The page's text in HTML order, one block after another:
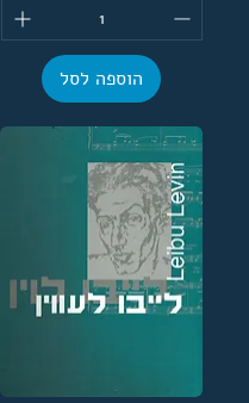
הוספה לסל